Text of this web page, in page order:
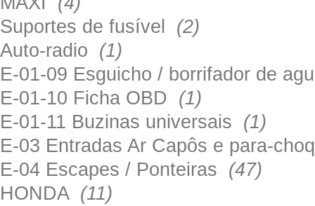
Suportes de fusível (2)
Auto-radio (1)
E-01-09 Esguicho / borrifador de
E-01-10 Ficha OBD (1)
E-01-11 Buzinas universais (1)
E-03 Entradas Ar Capôs e para-
E-04 Escapes / Ponteiras (47)
HONDA (11)